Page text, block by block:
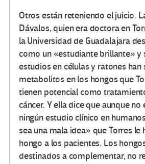
Otros están reteniendo el juicio.
Dávalos, quien era doctora en
la Universidad de Guadalajara
como un «estudiante brillante» y
estudios en células y ratones han
metabolitos en los hongos que
tienen potencial como
cáncer. Y ella dice que aunque
ningún estudio clínico en
sea una mala idea» que Torres le
hongo a los pacientes. Los
destinados a complementar, no